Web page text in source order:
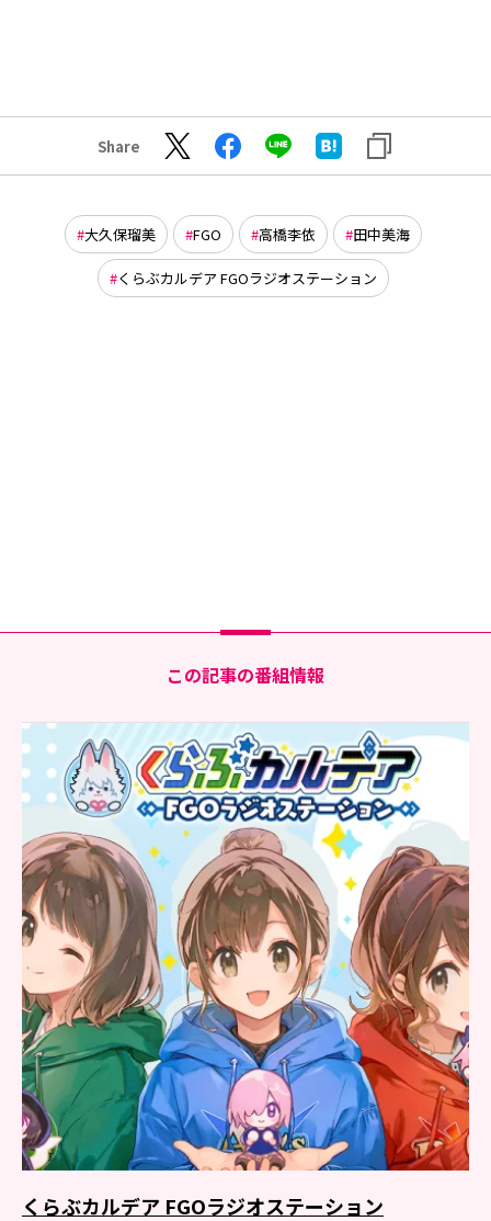
Share
大久保瑠美 FGO 高橋李依 田中美海
くらぶカルデア FGOラジオステーション
この記事の番組情報
くらぶカルデア FGOラジオステーション